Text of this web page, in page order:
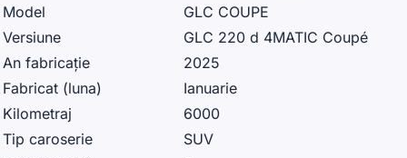
Model
GLC COUPE
Versiune
GLC 220 d 4MATIC Coupé
An fabricație
2025
Fabricat (luna)
Ianuarie
Kilometraj
6000
Tip caroserie
SUV